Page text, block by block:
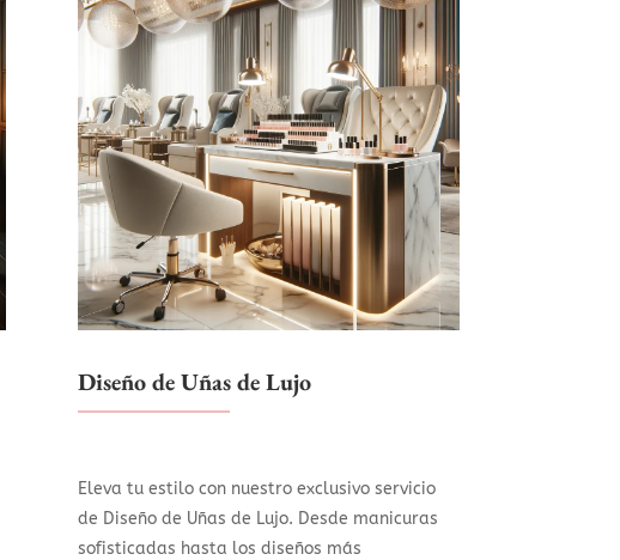
Diseño de Uñas de Lujo
Eleva tu estilo con nuestro exclusivo servicio
de Diseño de Uñas de Lujo. Desde manicuras
sofisticadas hasta los diseños más